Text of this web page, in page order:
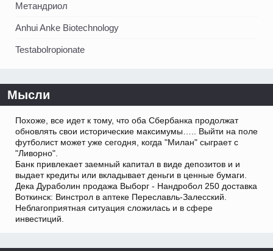
Метандриол
Anhui Anke Biotechnology
Testabolropionate
Мысли
Похоже, все идет к тому, что оба Сбербанка продолжат
обновлять свои исторические максимумы….. Выйти на поле
футболист может уже сегодня, когда "Милан" сыграет с
"Ливорно".
Банк привлекает заемный капитал в виде депозитов и и
выдает кредиты или вкладывает деньги в ценные бумаги.
Дека Дураболин продажа Выборг - Нандробол 250 доставка
Воткинск: Винстрол в аптеке Переславль-Залесский.
Неблагоприятная ситуация сложилась и в сфере
инвестиций.